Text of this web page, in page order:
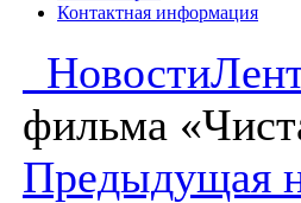
Контактная информация
Новости
фильма
Предыдущая